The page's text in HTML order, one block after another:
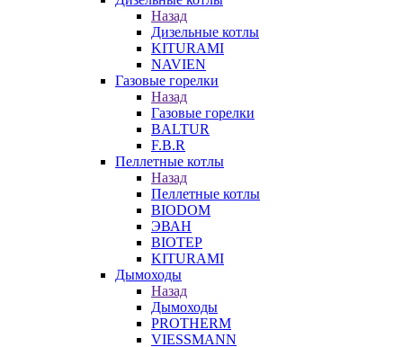
Назад
Дизельные котлы
KITURAMI
NAVIEN
Газовые горелки
Назад
Газовые горелки
BALTUR
F.B.R
Пеллетные котлы
Назад
Пеллетные котлы
BIODOM
ЭВАН
BIOTEP
KITURAMI
Дымоходы
Назад
Дымоходы
PROTHERM
VIESSMANN